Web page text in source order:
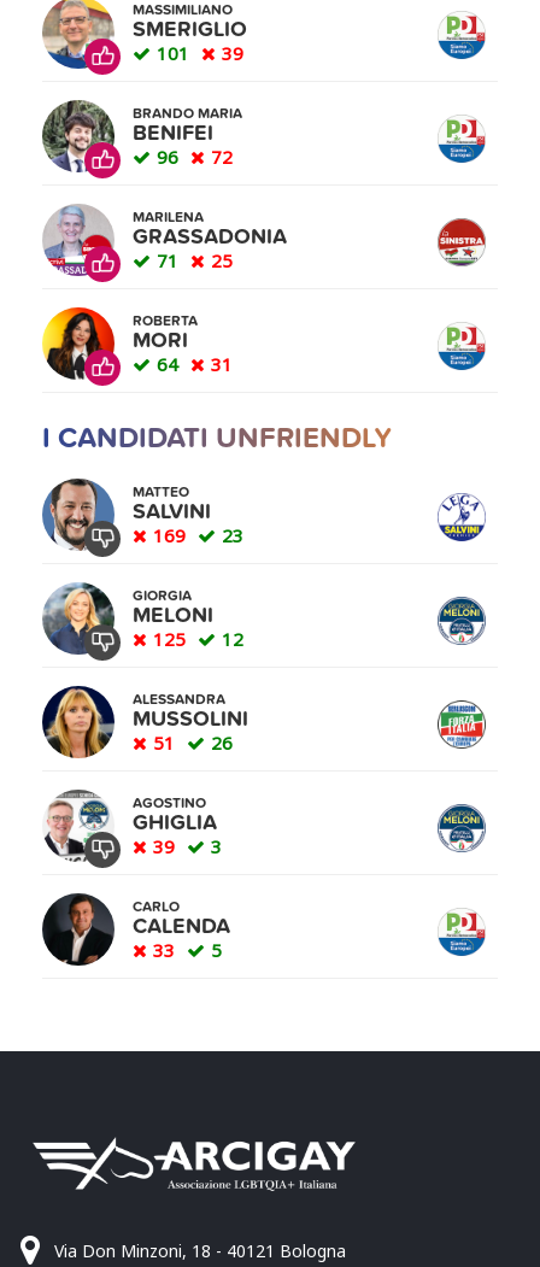
MASSIMILIANO
SMERIGLIO
101 39
BRANDO MARIA
BENIFEI
96 72
MARILENA
GRASSADONIA
71 25
ROBERTA
MORI
64 31
I CANDIDATI UNFRIENDLY
MATTEO
SALVINI
169 23
GIORGIA
MELONI
125 12
ALESSANDRA
MUSSOLINI
51 26
AGOSTINO
GHIGLIA
39 3
CARLO
CALENDA
33 5
Via Don Minzoni, 18 - 40121 Bologna